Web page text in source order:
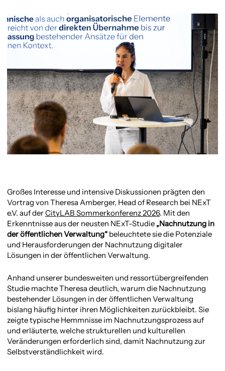
Großes Interesse und intensive Diskussionen prägten den
Vortrag von Theresa Amberger, Head of Research bei NExT
e.V. auf derCityLAB Sommerkonferenz 2026. Mit den
Erkenntnisse aus der neusten NExT-Studie „Nachnutzung in
der öffentlichen Verwaltung“ beleuchtete sie die Potenziale
und Herausforderungen der Nachnutzung digitaler
Lösungen in der öffentlichen Verwaltung.
Anhand unserer bundesweiten und ressortübergreifenden
Studie machte Theresa deutlich, warum die Nachnutzung
bestehender Lösungen in der öffentlichen Verwaltung
bislang häufig hinter ihren Möglichkeiten zurückbleibt. Sie
zeigte typische Hemmnisse im Nachnutzungsprozess auf
und erläuterte, welche strukturellen und kulturellen
Veränderungen erforderlich sind, damit Nachnutzung zur
Selbstverständlichkeit wird.